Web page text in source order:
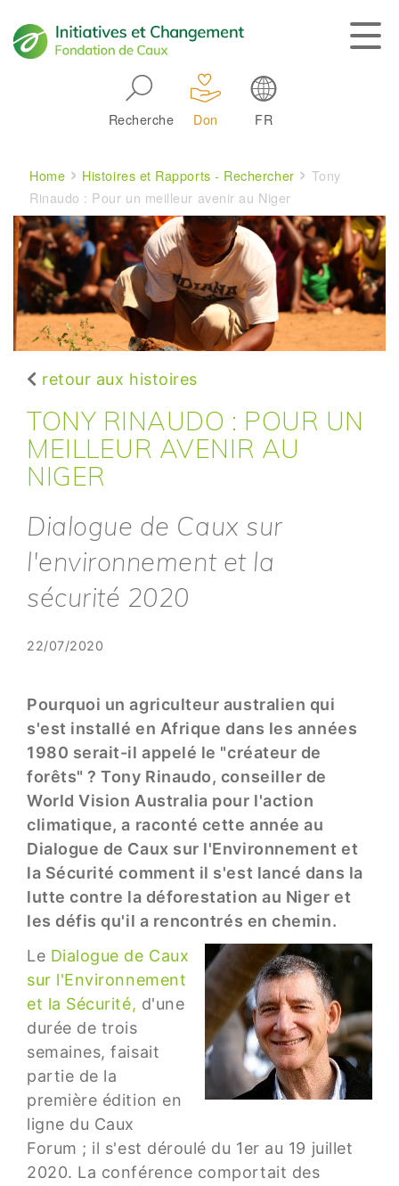
Recherche Don FR
Breadcrumb
Home Histoires et Rapports - Rechercher
Tony
Rinaudo : Pour un meilleur avenir au Niger
retour aux histoires
TONY RINAUDO : POUR UN
MEILLEUR AVENIR AU
NIGER
Dialogue de Caux sur
l'environnement et la
sécurité 2020
22/07/2020
Pourquoi un agriculteur australien qui
s'est installé en Afrique dans les années
1980 serait-il appelé le "créateur de
forêts" ? Tony Rinaudo, conseiller de
World Vision Australia pour l'action
climatique, a raconté cette année au
Dialogue de Caux sur l'Environnement et
la Sécurité comment il s'est lancé dans la
lutte contre la déforestation au Niger et
les défis qu'il a rencontrés en chemin.
Le Dialogue de Caux
sur l'Environnement
et la Sécurité, d'une
durée de trois
semaines, faisait
partie de la
première édition en
ligne du Caux
Forum ; il s'est déroulé du 1er au 19 juillet
2020. La conférence comportait des